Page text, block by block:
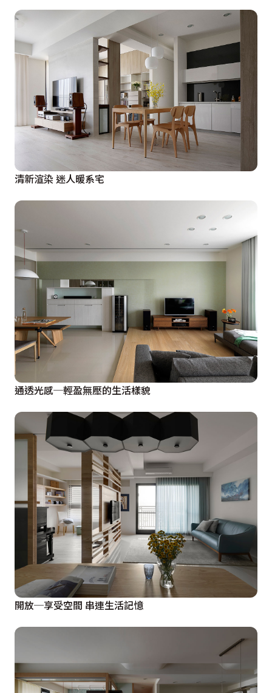
清新渲染 迷人暖系宅
通透光感─輕盈無壓的生活樣貌
開放─享受空間 串連生活記憶